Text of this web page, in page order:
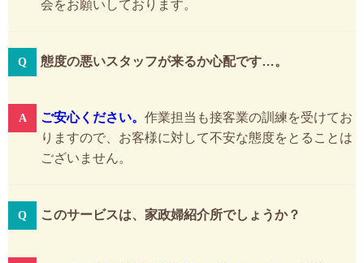
会をお願いしております。
態度の悪いスタッフが来るか心配です…。
ご安心ください。 作業担当も接客業の訓練を受けてお
りますので、お客様に対して不安な態度をとることは
ございません。
このサービスは、家政婦紹介所でしょうか？